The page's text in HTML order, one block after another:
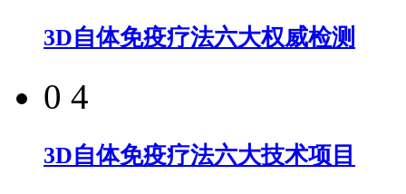
3D自体免疫疗法六大权威检测
0 4
3D自体免疫疗法六大技术项目